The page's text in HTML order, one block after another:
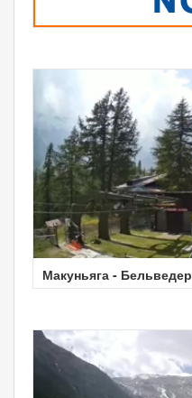
Макуньяга - Бельведер